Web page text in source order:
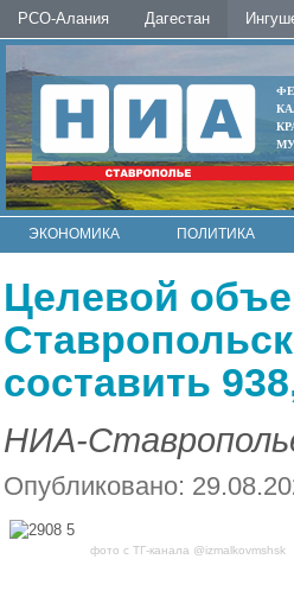
РСО-Алания Дагестан
ЭКОНОМИКА ПОЛИТИКА
Целевой
составить
НИА-
Опубликовано:
фото с ТГ-канала @izmalkovmshsk